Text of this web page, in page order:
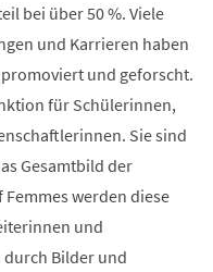
bei über 50 %. Viele
und Karrieren haben
und geforscht.
für Schülerinnen,
Sie sind
Gesamtbild der
werden diese
und
Bilder und